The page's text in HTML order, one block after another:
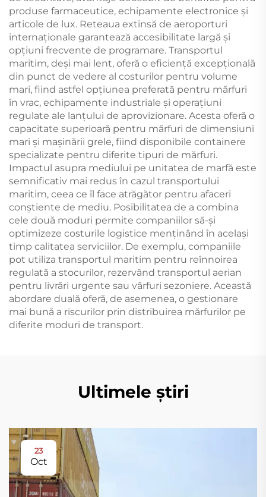
produse farmaceutice, echipamente electronice și
articole de lux. Reteaua extinsă de aeroporturi
internaționale garantează accesibilitate largă și
opțiuni frecvente de programare. Transportul
maritim, deși mai lent, oferă o eficiență excepțională
din punct de vedere al costurilor pentru volume
mari, fiind astfel opțiunea preferată pentru mărfuri
în vrac, echipamente industriale și operațiuni
regulate ale lanțului de aprovizionare. Acesta oferă o
capacitate superioară pentru mărfuri de dimensiuni
mari și mașinării grele, fiind disponibile containere
specializate pentru diferite tipuri de mărfuri.
Impactul asupra mediului pe unitatea de marfă este
semnificativ mai redus în cazul transportului
maritim, ceea ce îl face atrăgător pentru afaceri
conștiente de mediu. Posibilitatea de a combina
cele două moduri permite companiilor să-și
optimizeze costurile logistice menținând în același
timp calitatea serviciilor. De exemplu, companiile
pot utiliza transportul maritim pentru reînnoirea
regulată a stocurilor, rezervând transportul aerian
pentru livrări urgente sau vârfuri sezoniere. Această
abordare duală oferă, de asemenea, o gestionare
mai bună a riscurilor prin distribuirea mărfurilor pe
diferite moduri de transport.
Ultimele știri
23
Oct